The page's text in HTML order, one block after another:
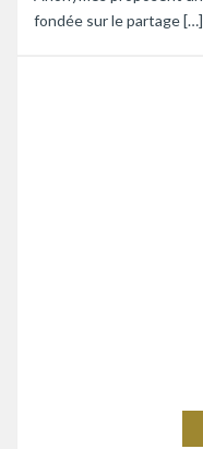
fondée sur le partage […]